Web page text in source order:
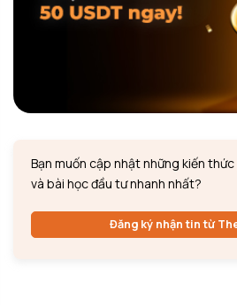
Bạn muốn cập nhật những kiến
và bài học đầu tư nhanh nhất?
Đăng ký nhận tin từ